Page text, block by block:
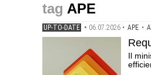
e di coordinamento tra le
impatti sulle verifiche
.Pubblicato il regolamento
APE
UP-TO-DATE • 06.07.2026 • APE •
Il